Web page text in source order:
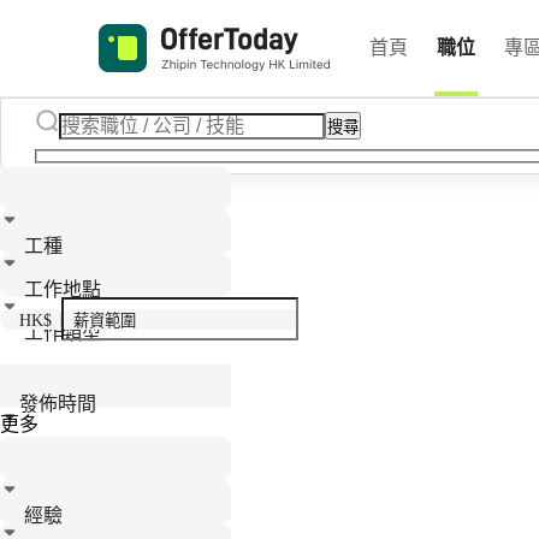
首頁 職位 專
搜尋
工種
工作地點
工作類型
HK$
發佈時間
更多
經驗